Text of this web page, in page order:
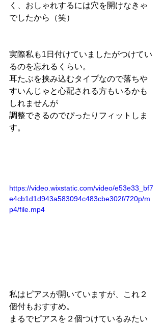
く、おしゃれするには穴を開けなきゃ
でしたから（笑）
実際私も1日付けていましたがつけてい
るのを忘れるくらい。
耳たぶを挟み込むタイプなので落ちや
すいんじゃと心配される方もいるかも
しれませんが
調整できるのでぴったりフィットしま
す。
https://video.wixstatic.com/video/e53e33_bf7
e4cb1d1d943a583094c483cbe302f/720p/m
p4/file.mp4
私はピアスが開いていますが、これ２
個付もおすすめ。
まるでピアスを２個つけているみたい